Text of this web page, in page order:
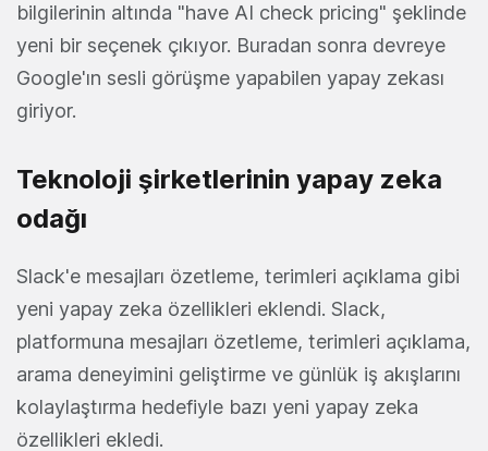
bilgilerinin altında "have AI check pricing" şeklinde
yeni bir seçenek çıkıyor. Buradan sonra devreye
Google'ın sesli görüşme yapabilen yapay zekası
giriyor.
Teknoloji şirketlerinin yapay zeka
odağı
Slack'e mesajları özetleme, terimleri açıklama gibi
yeni yapay zeka özellikleri eklendi. Slack,
platformuna mesajları özetleme, terimleri açıklama,
arama deneyimini geliştirme ve günlük iş akışlarını
kolaylaştırma hedefiyle bazı yeni yapay zeka
özellikleri ekledi.